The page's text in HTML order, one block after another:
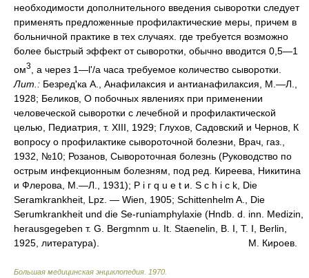
необходимости дополнительного введения сыворотки следует
применять предложенные профилактические меры, причем в
больничной практике в тех случаях. где требуется возможно
более быстрый эффект от сыворотки, обычно вводится 0,5—1
ом3
, а через 1—l'/a часа требуемое количество сыворотки.
Лит.: Безред'ка А., Анафилаксия и антианафилаксия, М.—Л.,
1928; Беликов, О побочных явлениях при применении
человеческой сыворотки с лечебной и профилактической
целью, Педиатрия, т. XIII, 1929; Глухов, Садовский и Чернов, К
вопросу о профилактике сывороточной болезни, Врач, газ.,
1932, №10; Розанов, Сывороточная болезнь (Руководство по
острым инфекционным болезням, под ред. Киреева, Никитина
и Флерова, М.—Л., 1931); Р i г q u e t и. S с h i с k, Die
Seramkrankheit, Lpz. — Wien, 1905; Schittenhelm A., Die
Serumkrankheit und die Se-runiamphylaxie (Hndb. d. inn. Medizin,
herausgegeben т. G. Bergmnm u. It. Staenelin, B. I, T. I, Berlin,
1925, литература).
М. Кироев.
Большая медицинская энциклопедия 1970